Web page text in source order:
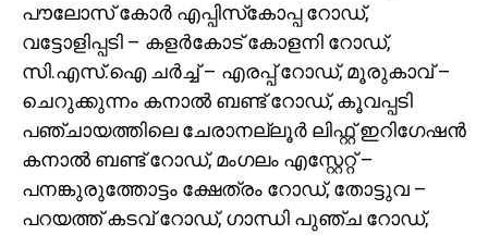
പൗലോസ് കോർ എപ്പിസ്‌കോപ്പ റോഡ്,
വട്ടോളിപ്പടി – കളർകോട് കോളനി റോഡ്,
സി.എസ്.ഐ ചർച്ച് – എരപ്പ് റോഡ്, മൂരുകാവ് –
ചെറുക്കുന്നം കനാൽ ബണ്ട് റോഡ്, കൂവപ്പടി
പഞ്ചായത്തിലെ ചേരാനല്ലൂർ ലിഫ്റ്റ് ഇറിഗേഷൻ
കനാൽ ബണ്ട് റോഡ്, മംഗലം എസ്റ്റേറ്റ് –
പനങ്കുരുത്തോട്ടം ക്ഷേത്രം റോഡ്, തോട്ടുവ –
പറയത്ത് കടവ് റോഡ്, ഗാന്ധി പുഞ്ച റോഡ്,